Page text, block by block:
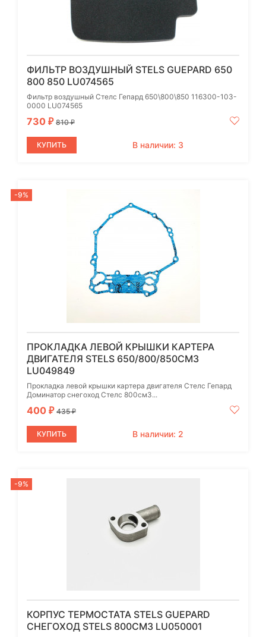
ФИЛЬТР ВОЗДУШНЫЙ STELS GUEPARD 650
800 850 LU074565
Фильтр воздушный Стелс Гепард 650\800\850 116300-103-
0000 LU074565
730 ₽ 810₽
КУПИТЬ В наличии: 3
-9%
ПРОКЛАДКА ЛЕВОЙ КРЫШКИ КАРТЕРА
ДВИГАТЕЛЯ STELS 650/800/850СМ3
LU049849
Прокладка левой крышки картера двигателя Стелс Гепард
Доминатор снегоход Стелс 800см3...
400 ₽ 435₽
КУПИТЬ В наличии: 2
-9%
КОРПУС ТЕРМОСТАТА STELS GUEPARD
СНЕГОХОД STELS 800СМ3 LU050001